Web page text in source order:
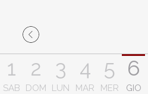
1
SAB
2
DOM
3
LUN
4
MAR
5
MER
6
GIO